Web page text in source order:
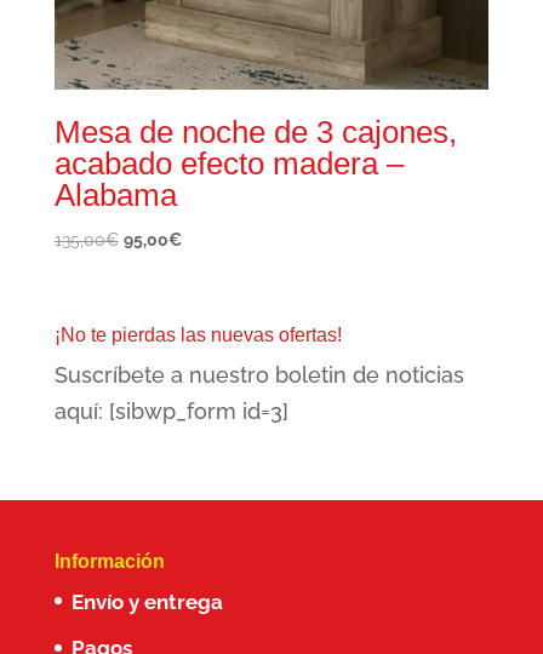
Mesa de noche de 3 cajones,
acabado efecto madera –
Alabama
135,00€ El
95,00€El
¡No te pierdas las nuevas ofertas!
Suscríbete a nuestro boletin de noticias
aquí: [sibwp_form id=3]
Información
Envío y entrega
Pagos